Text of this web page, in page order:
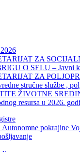
ZA
O SELU – Javni
ZA
stručne službe ,
ŽIVOTNE SREDINE
resursa u 2026.
pokrajine